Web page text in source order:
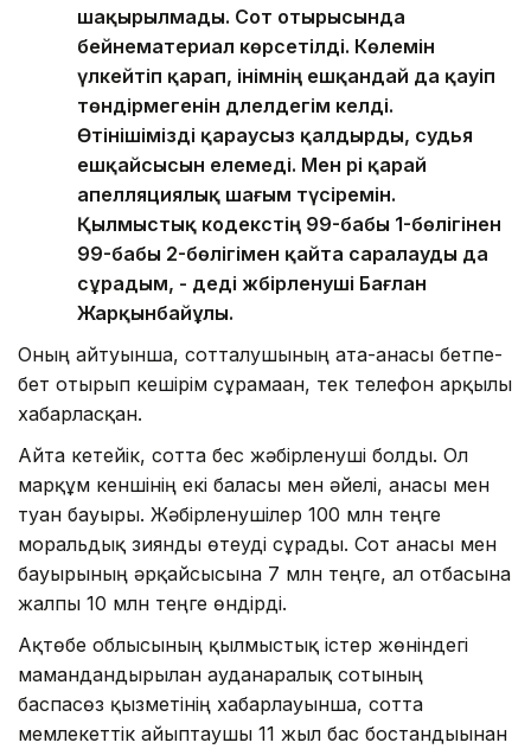
шақырылмады. Сот отырысында
бейнематериал көрсетілді. Көлемін
үлкейтіп қарап, інімнің ешқандай да қауіп
төндірмегенін дәлелдегім келді.
Өтінішімізді қараусыз қалдырды, судья
ешқайсысын елемеді. Мен әрі қарай
апелляциялық шағым түсіремін.
Қылмыстық кодекстің 99-бабы 1-бөлігінен
99-бабы 2-бөлігімен қайта саралауды да
сұрадым, - деді жәбірленуші Бағлан
Жарқынбайұлы.
Оның айтуынша, сотталушының ата-анасы бетпе-
бет отырып кешірім сұрамаған, тек телефон арқылы
хабарласқан.
Айта кетейік, сотта бес жәбірленуші болды. Ол
марқұм кеншінің екі баласы мен әйелі, анасы мен
туған бауыры. Жәбірленушілер 100 млн теңге
моральдық зиянды өтеуді сұрады. Сот анасы мен
бауырының әрқайсысына 7 млн теңге, ал отбасына
жалпы 10 млн теңге өндірді.
Ақтөбе облысының қылмыстық істер жөніндегі
мамандандырылған ауданаралық сотының
баспасөз қызметінің хабарлауынша, сотта
мемлекеттік айыптаушы 11 жыл бас бостандығынан